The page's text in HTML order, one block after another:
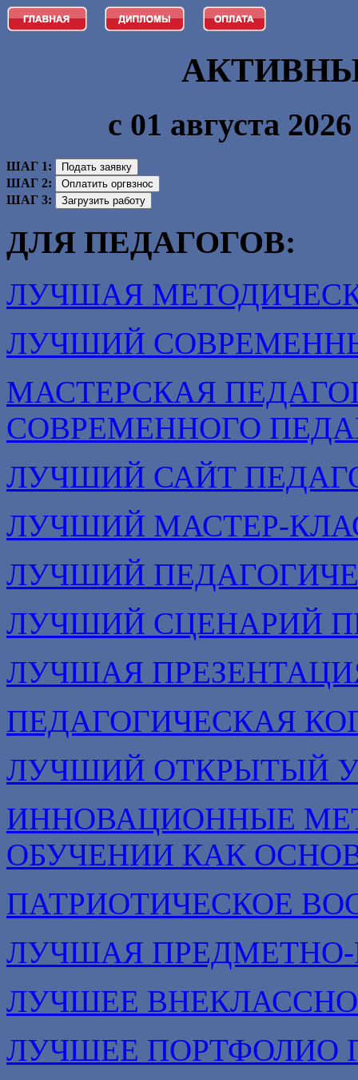
с 01 августа
ШАГ 1:
ШАГ 2:
ШАГ 3:
ДЛЯ ПЕДАГОГОВ:
ЛУЧШАЯ
ЛУЧШИЙ
МАСТЕРСКАЯ
СОВРЕМЕННОГО
ЛУЧШИЙ САЙТ
ЛУЧШИЙ МАСТЕР-
ЛУЧШИЙ
ЛУЧШИЙ СЦЕНАРИЙ
ЛУЧШАЯ
ПЕДАГОГИЧЕСКАЯ
ЛУЧШИЙ ОТКРЫТЫЙ
ИННОВАЦИОННЫЕ
ОБУЧЕНИИ КАК
ПАТРИОТИЧЕСКОЕ
ЛУЧШАЯ
ЛУЧШЕЕ
ЛУЧШЕЕ ПОРТФОЛИО